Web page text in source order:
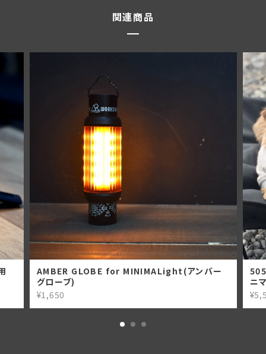
関連商品
AMBER GLOBE for MINIMALight(アンバー
グローブ)
¥1,650
ニ